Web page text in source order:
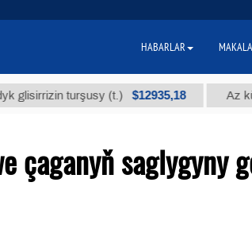
turşusy (t.) $12935,18 Az kükürtli
çaganyň saglygyny
HABARLAR